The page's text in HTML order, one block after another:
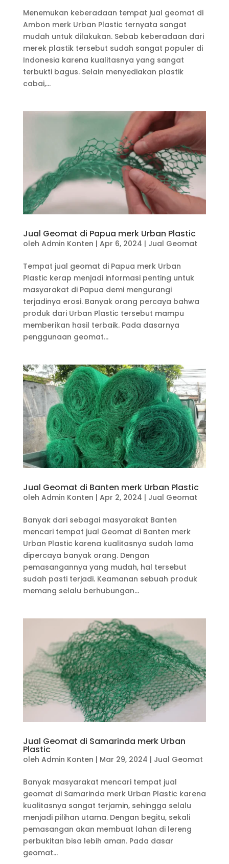
Menemukan keberadaan tempat jual geomat di
Ambon merk Urban Plastic ternyata sangat
mudah untuk dilakukan. Sebab keberadaan dari
merek plastik tersebut sudah sangat populer di
Indonesia karena kualitasnya yang sangat
terbukti bagus. Selain menyediakan plastik
cabai,...
Jual Geomat di Papua merk Urban Plastic
oleh Admin Konten | Apr 6, 2024 | Jual Geomat
Tempat jual geomat di Papua merk Urban
Plastic kerap menjadi informasi penting untuk
masyarakat di Papua demi mengurangi
terjadinya erosi. Banyak orang percaya bahwa
produk dari Urban Plastic tersebut mampu
memberikan hasil terbaik. Pada dasarnya
penggunaan geomat...
Jual Geomat di Banten merk Urban Plastic
oleh Admin Konten | Apr 2, 2024 | Jual Geomat
Banyak dari sebagai masyarakat Banten
mencari tempat jual Geomat di Banten merk
Urban Plastic karena kualitasnya sudah lama
dipercaya banyak orang. Dengan
pemasangannya yang mudah, hal tersebut
sudah pasti terjadi. Keamanan sebuah produk
memang selalu berhubungan...
Jual Geomat di Samarinda merk Urban
Plastic
oleh Admin Konten | Mar 29, 2024 | Jual Geomat
Banyak masyarakat mencari tempat jual
geomat di Samarinda merk Urban Plastic karena
kualitasnya sangat terjamin, sehingga selalu
menjadi pilihan utama. Dengan begitu, sekali
pemasangan akan membuat lahan di lereng
perbukitan bisa lebih aman. Pada dasar
geomat...